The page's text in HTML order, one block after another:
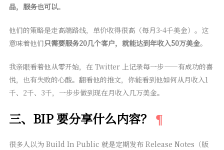
品，服务也可以。
他们的策略是走高端路线，单价收得很高（每月3-4千美金）。这
意味着他们只需要服务20几个客户，就能达到年收入50万美金。
我亲眼看着他从零开始，在 Twitter 上记录每一步——有成功的喜
悦，也有失败的心酸。翻看他的推文，你能看到他如何从月收入1
千、2千、3千，一步步做到现在月收入几万美金。
三、BIP 要分享什么内容？
很多人以为 Build In Public 就是定期发布 Release Notes（版